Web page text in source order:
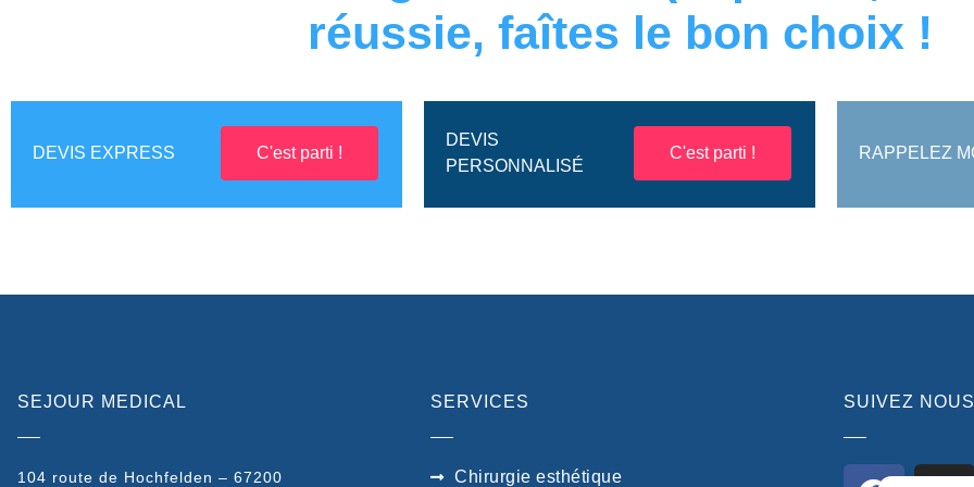
réussie, faîtes le bon choix !
DEVIS EXPRESS C'est parti !
DEVIS
PERSONNALISÉ
C'est parti ! RAPPELEZ
SEJOUR MEDICAL
104 route de Hochfelden – 67200
SERVICES
Chirurgie esthétique
SUIVEZ NOUS